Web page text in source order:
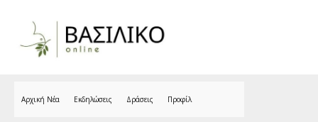
Αρχική Νέα Εκδηλώσεις Δράσεις Προφίλ